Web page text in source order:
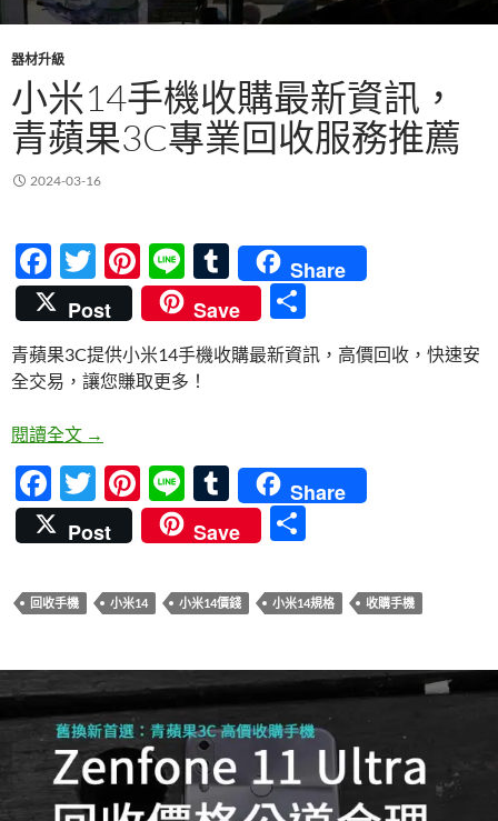
器材升級
小米14手機收購最新資訊，
青蘋果3C專業回收服務推薦
2024-03-16
F
ac
e
b
o
o
k
T
w
itt
er
Pi
nt
er
es
t
Li
n
e
T
u
m
bl
Share
Post
Save
享
青蘋果3C提供小米14手機收購最新資訊，高價回收，快速安
全交易，讓您賺取更多！
閱讀全文 小米14手機收購最新資訊，青蘋果3C專業回收服務
→
F
ac
e
b
o
o
k
T
w
itt
er
Pi
nt
er
es
t
Li
n
e
T
u
m
bl
r
Share
Post
Save
回收手機 小米14 小米14價錢 小米14規格 收購手機